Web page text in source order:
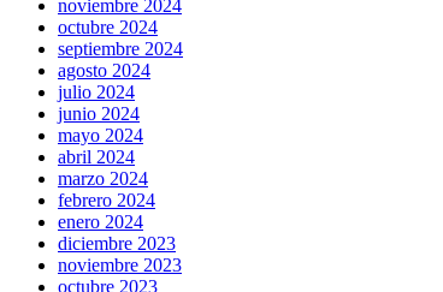
noviembre 2024
octubre 2024
septiembre 2024
agosto 2024
julio 2024
junio 2024
mayo 2024
abril 2024
marzo 2024
febrero 2024
enero 2024
diciembre 2023
noviembre 2023
octubre 2023